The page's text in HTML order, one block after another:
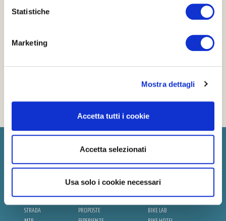
Statistiche
Marketing
Mostra dettagli
Accetta tutti i cookie
Accetta selezionati
Usa solo i cookie necessari
CHI SIAMO CONTATTI
STRADA
PROPOSTE
BIKE LAB